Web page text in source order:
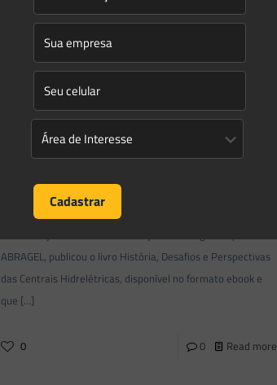
Saes Advogados
Publicado o livro História, Desafios
e Perspectivas das Centrais
Hidrelétricas da ABRAGEL
ABRAGEL, publicou o livro História, Desafios e Perspectivas
das Centrais Hidrelétricas, disponível no formato ebook e
que […]
0 0 Read more